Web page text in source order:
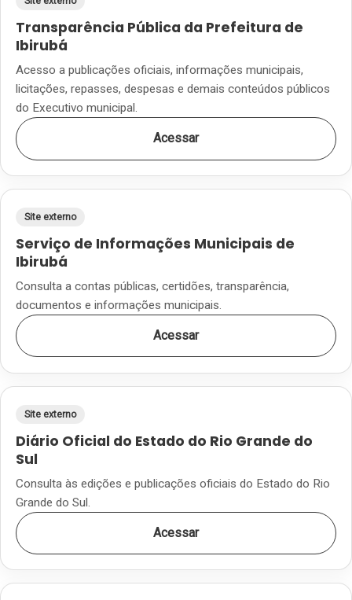
Transparência Pública da Prefeitura de
Ibirubá
Acesso a publicações oficiais, informações municipais,
licitações, repasses, despesas e demais conteúdos públicos
do Executivo municipal.
Acessar
Site externo
Serviço de Informações Municipais de
Ibirubá
Consulta a contas públicas, certidões, transparência,
documentos e informações municipais.
Acessar
Site externo
Diário Oficial do Estado do Rio Grande do
Sul
Consulta às edições e publicações oficiais do Estado do Rio
Grande do Sul.
Acessar